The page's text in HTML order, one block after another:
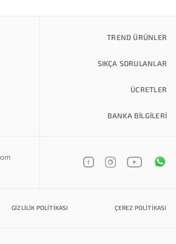
TREND ÜRÜNLER
SIKÇA SORULANLAR
ÜCRETLER
BANKA BILGILERI
GIZLILIK POLITIKASI ÇEREZ POLITIKASI